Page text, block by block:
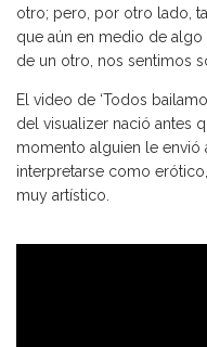
otro; pero, por otro lado,
que aún en medio de
de un otro, nos sentimos
El video de ‘Todos
del visualizer nació antes
momento alguien le
interpretarse como
muy artístico.